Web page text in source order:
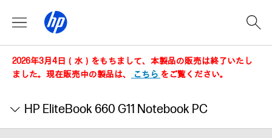
2026年3月4日（水）をもちまして、本製品の販売は終了いたし
ました。現在販売中の製品は、
こちら をご覧ください。
HP EliteBook 660 G11 Notebook PC